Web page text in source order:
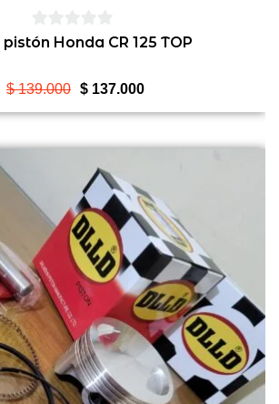
0
5
pistón Honda CR 125 TOP
$139.000 El
precio
$ 139.000.
$ 137.000El
precio